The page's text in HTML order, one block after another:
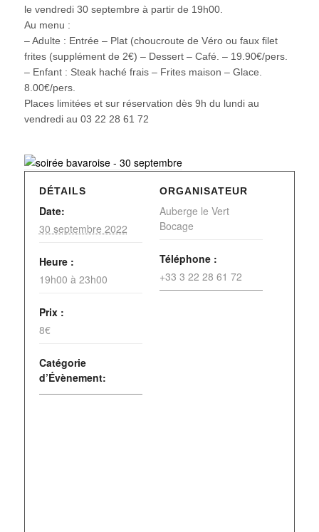
le vendredi 30 septembre à partir de 19h00.
Au menu :
– Adulte : Entrée – Plat (choucroute de Véro ou faux filet
frites (supplément de 2€) – Dessert – Café. – 19.90€/pers.
– Enfant : Steak haché frais – Frites maison – Glace.
8.00€/pers.
Places limitées et sur réservation dès 9h du lundi au
vendredi au 03 22 28 61 72
DÉTAILS
Date:
30 septembre 2022
Heure :
19h00 à 23h00
Prix :
8€
Catégorie
d’Évènement:
ORGANISATEUR
Auberge le Vert
Bocage
Téléphone :
+33 3 22 28 61 72